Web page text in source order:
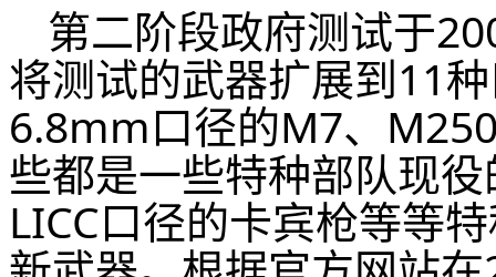
第二阶段政府测试于
将测试的武器扩展到11
6.8mm口径的M7、
些都是一些特种部队现
LICC口径的卡宾枪等等